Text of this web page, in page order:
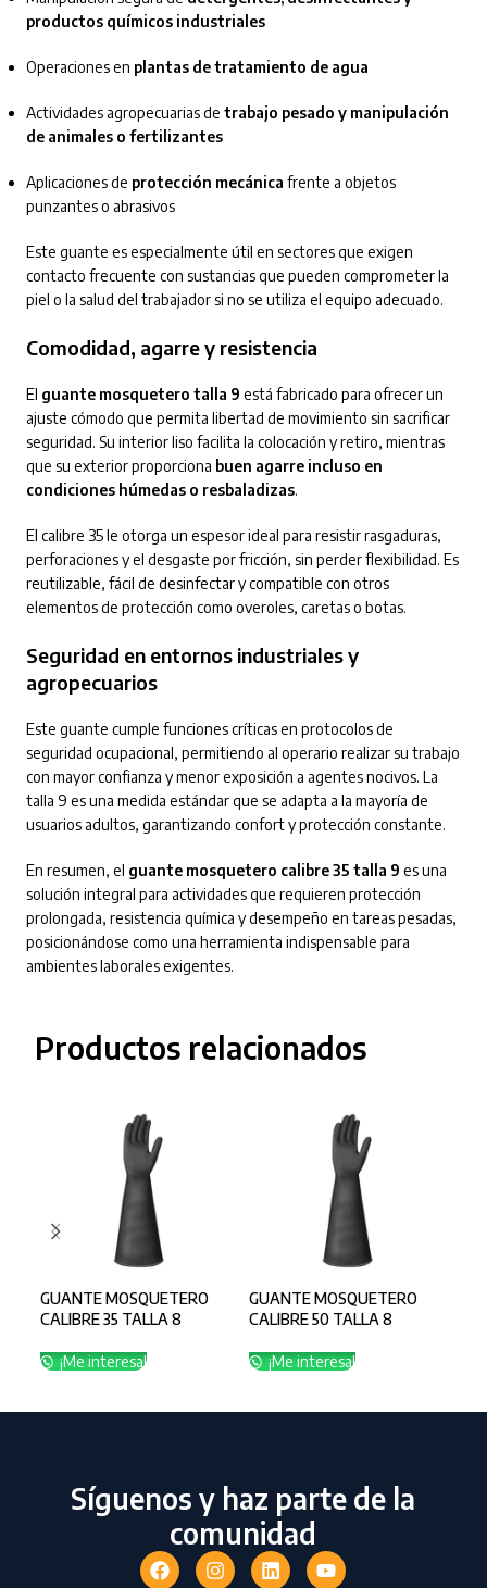
productos químicos industriales
Operaciones en plantas de tratamiento de agua
Actividades agropecuarias de trabajo pesado y manipulación
de animales o fertilizantes
Aplicaciones de protección mecánica frente a objetos
punzantes o abrasivos
Este guante es especialmente útil en sectores que exigen
contacto frecuente con sustancias que pueden comprometer la
piel o la salud del trabajador si no se utiliza el equipo adecuado.
Comodidad, agarre y resistencia
El guante mosquetero talla 9 está fabricado para ofrecer un
ajuste cómodo que permita libertad de movimiento sin sacrificar
seguridad. Su interior liso facilita la colocación y retiro, mientras
que su exterior proporciona buen agarre incluso en
condiciones húmedas o resbaladizas.
El calibre 35 le otorga un espesor ideal para resistir rasgaduras,
perforaciones y el desgaste por fricción, sin perder flexibilidad. Es
reutilizable, fácil de desinfectar y compatible con otros
elementos de protección como overoles, caretas o botas.
Seguridad en entornos industriales y
agropecuarios
Este guante cumple funciones críticas en protocolos de
seguridad ocupacional, permitiendo al operario realizar su trabajo
con mayor confianza y menor exposición a agentes nocivos. La
talla 9 es una medida estándar que se adapta a la mayoría de
usuarios adultos, garantizando confort y protección constante.
En resumen, el guante mosquetero calibre 35 talla 9 es una
solución integral para actividades que requieren protección
prolongada, resistencia química y desempeño en tareas pesadas,
posicionándose como una herramienta indispensable para
ambientes laborales exigentes.
Productos relacionados
GUANTE MOSQUETERO
CALIBRE 35 TALLA 8
¡Me interesa!
GUANTE MOSQUETERO
CALIBRE 50 TALLA 8
¡Me interesa!
Síguenos y haz parte de la
comunidad